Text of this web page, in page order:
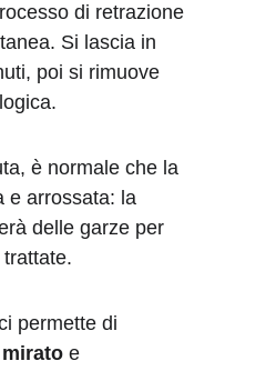
di retrazione
Si lascia in
, poi si rimuove
è normale che la
e arrossata: la
delle garze per
permette di
e